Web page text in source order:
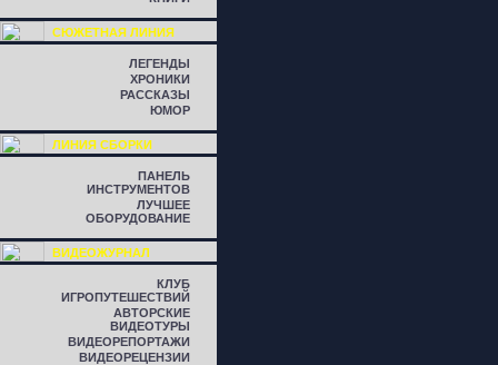
СЮЖЕТНАЯ ЛИНИЯ
ЛЕГЕНДЫ
ХРОНИКИ
РАССКАЗЫ
ЮМОР
ЛИНИЯ СБОРКИ
ПАНЕЛЬ
ИНСТРУМЕНТОВ
ЛУЧШЕЕ
ОБОРУДОВАНИЕ
ВИДЕОЖУРНАЛ
КЛУБ
ИГРОПУТЕШЕСТВИЙ
АВТОРСКИЕ
ВИДЕОТУРЫ
ВИДЕОРЕПОРТАЖИ
ВИДЕОРЕЦЕНЗИИ